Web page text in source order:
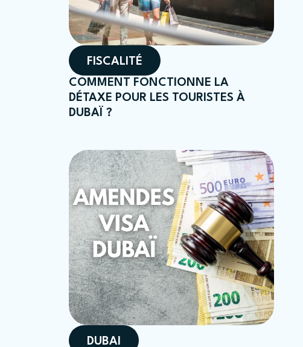
FISCALITÉ
COMMENT FONCTIONNE LA
DÉTAXE POUR LES TOURISTES À
DUBAÏ ?
DUBAI